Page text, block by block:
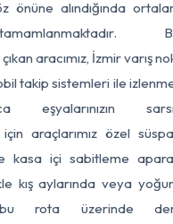
önüne alındığında
aracımız, İzmir varış
takip sistemleri ile
eşyalarınızın
araçlarımız özel
kasa içi sabitleme
kış aylarında veya
rota üzerinde